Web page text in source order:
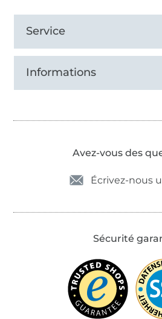
Service
Informations
Avez-vous des
Écrivez-nous
Sécurité